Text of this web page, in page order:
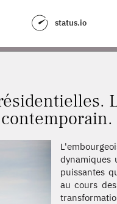
status.io
DANS LE PARIS
dynamiques
puissantes
au cours